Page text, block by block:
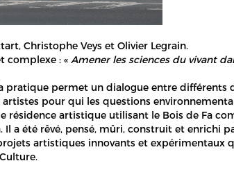
Christophe Veys et Olivier Legrain.
complexe : « Amener les sciences du vivant
permet un dialogue entre différents
pour qui les questions
résidence artistique utilisant le Bois de Fa
Il a été rêvé, pensé, mûri, construit et enrichi
artistiques innovants et expérimentaux